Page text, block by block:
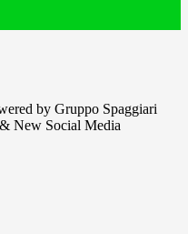
by Gruppo Spaggiari
New Social Media